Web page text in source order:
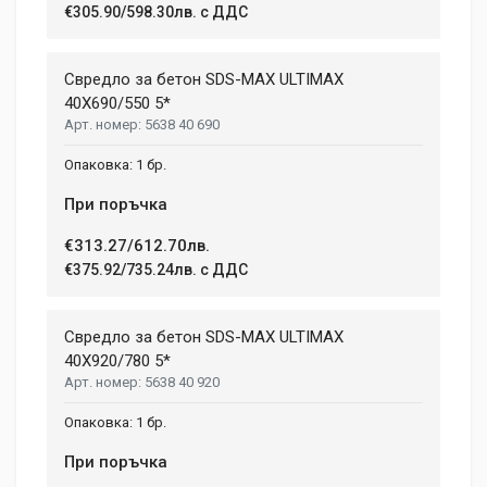
€305.90/598.30лв. с ДДС
Свредло за бетон SDS-MAX ULTIMAX
40X690/550 5*
5638 40 690
1 бр.
При поръчка
€313.27/612.70лв.
€375.92/735.24лв. с ДДС
Свредло за бетон SDS-MAX ULTIMAX
40X920/780 5*
5638 40 920
1 бр.
При поръчка